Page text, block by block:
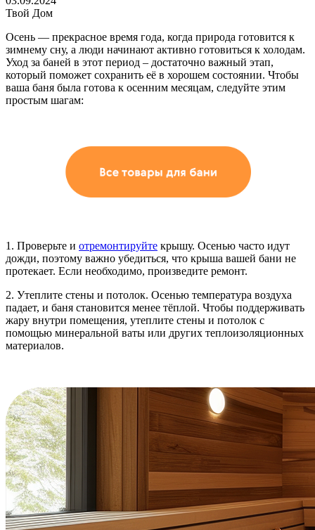
Твой Дом
Осень — прекрасное время года, когда природа готовится к
зимнему сну, а люди начинают активно готовиться к холодам.
Уход за баней в этот период – достаточно важный этап,
который поможет сохранить её в хорошем состоянии. Чтобы
ваша баня была готова к осенним месяцам, следуйте этим
простым шагам:
1. Проверьте и отремонтируйте крышу. Осенью часто идут
дожди, поэтому важно убедиться, что крыша вашей бани не
протекает. Если необходимо, произведите ремонт.
2. Утеплите стены и потолок. Осенью температура воздуха
падает, и баня становится менее тёплой. Чтобы поддерживать
жару внутри помещения, утеплите стены и потолок с
помощью минеральной ваты или других теплоизоляционных
материалов.